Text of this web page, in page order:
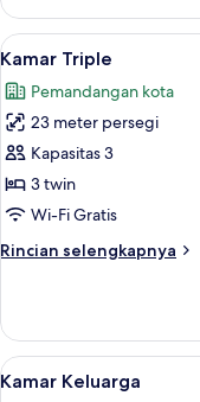
Kamar
Twin,
akses
Lihat
semua
foto
untuk
Kamar
Triple
5
Kamar Triple
Pemandangan kota
23 meter persegi
Kapasitas 3
3 twin
Wi-Fi Gratis
Rincian selengkapnya
Rincian
Kamar
Triple
Lihat
semua
5
Kamar Keluarga